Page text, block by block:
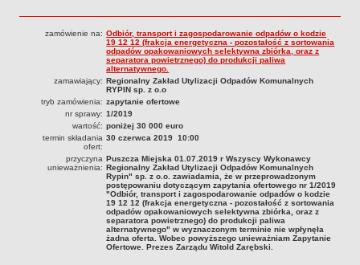
Wzory dokumentów
Informacje dla sygnalistów
HARMONOGRAMY WYWOZU
Gmina Miasta Rypin
Gmina Wąpielsk
Gmina Skrwilno
Gmina Osiek
zamówienie na: Odbiór, transport i zagospodarowanie odpadów o kodzie
19 12 12 (frakcja energetyczna - pozostałość z sortowania
odpadów opakowaniowych selektywna zbiórka, oraz z
separatora powietrznego) do produkcji paliwa
alternatywnego.
zamawiający: Regionalny Zakład Utylizacji Odpadów Komunalnych
RYPIN sp. z o.o
tryb zamówienia: zapytanie ofertowe
nr sprawy: 1/2019
wartość: poniżej 30 000 euro
termin składania
ofert:
30 czerwca 2019 10:00
przyczyna
unieważnienia:
Puszcza Miejska 01.07.2019 r Wszyscy Wykonawcy
Regionalny Zakład Utylizacji Odpadów Komunalnych
Rypin" sp. z o.o. zawiadamia, że w przeprowadzonym
postępowaniu dotyczącym zapytania ofertowego nr 1/2019
"Odbiór, transport i zagospodarowanie odpadów o kodzie
19 12 12 (frakcja energetyczna - pozostałość z sortowania
odpadów opakowaniowych selektywna zbiórka, oraz z
separatora powietrznego) do produkcji paliwa
alternatywnego" w wyznaczonym terminie nie wpłynęła
żadna oferta. Wobec powyższego unieważniam Zapytanie
Ofertowe. Prezes Zarządu Witold Zarębski.